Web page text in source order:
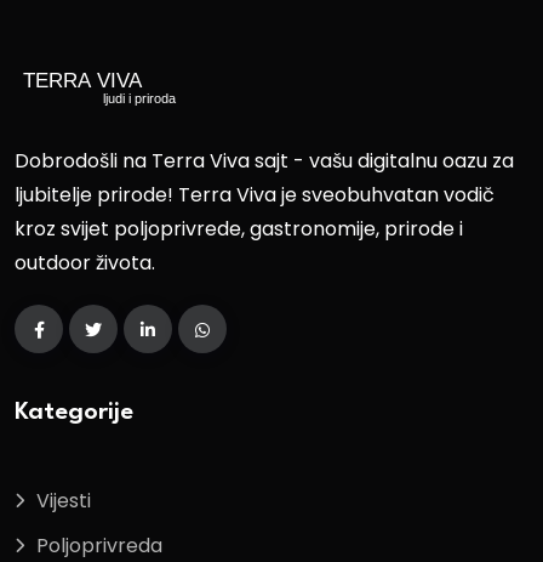
Dobrodošli na Terra Viva sajt - vašu digitalnu oazu za
ljubitelje prirode! Terra Viva je sveobuhvatan vodič
kroz svijet poljoprivrede, gastronomije, prirode i
outdoor života.
Kategorije
Vijesti
Poljoprivreda